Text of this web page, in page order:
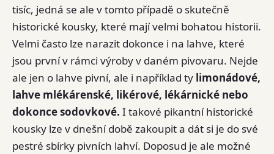
tisíc, jedná se ale v tomto případě o skutečně
historické kousky, které mají velmi bohatou historii.
Velmi často lze narazit dokonce i na lahve, které
jsou první v rámci výroby v daném pivovaru. Nejde
ale jen o lahve pivní, ale i například ty limonádové,
lahve mlékárenské, likérové, lékárnické nebo
dokonce sodovkové. I takové pikantní historické
kousky lze v dnešní době zakoupit a dát si je do své
pestré sbírky pivních lahví. Doposud je ale možné